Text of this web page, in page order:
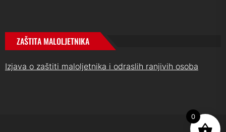
ZAŠTITA MALOLJETNIKA
Izjava o zaštiti maloljetnika i odraslih ranjivih osoba
0